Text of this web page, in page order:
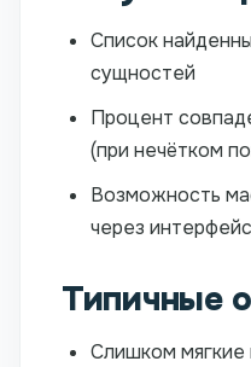
Список
сущностей
Процент
(при нечётком
Возможность
через
Типичные
Слишком мягкие